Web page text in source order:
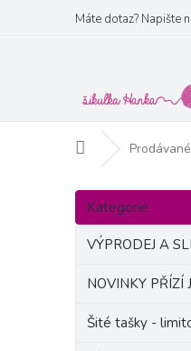
obsah
Máte dotaz? Napište
Domů
P
s
Přeskočit
kategorie
Kategorie
VÝPRODEJ A
NOVINKY PŘÍZÍ
Šité tašky -